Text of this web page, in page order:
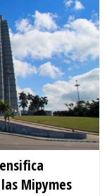
Mipymes